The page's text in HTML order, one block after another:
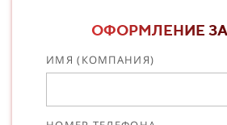
ОФОРМЛЕНИЕ
ИМЯ (КОМПАНИЯ)